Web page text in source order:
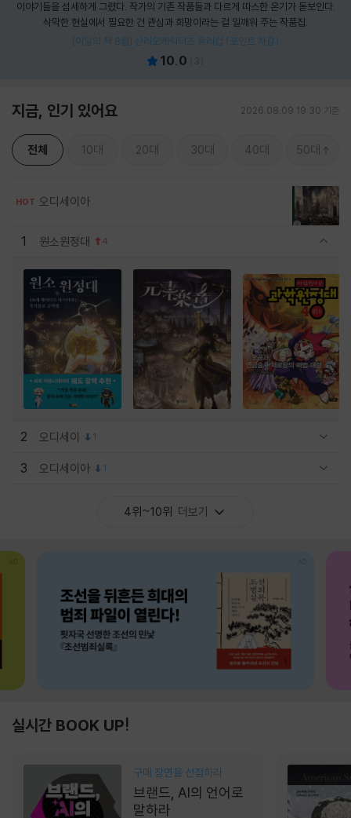
이야기들을 섬세하게 그렸다. 작가의 기존 작품들과 다르게 따스한 온기가 돋보인다.
삭막한 현실에서 필요한 건 관심과 희망이라는 걸 일깨워 주는 작품집.
[이달의 책 8월] 산리오캐릭터즈 유리컵 (포인트 차감)
10.0
지금, 인기 있어요 2026.08.09 19:30 기준
전체 10대 20대 30대 40대 50대
HOT 오디세이아
1 원소원정대 4
2 오디세이 1
3 오디세이아 1
4위~10위 더보기
실시간 BOOK UP!
구매 장면을 선점하라
브랜드, AI의 언어로
말하라